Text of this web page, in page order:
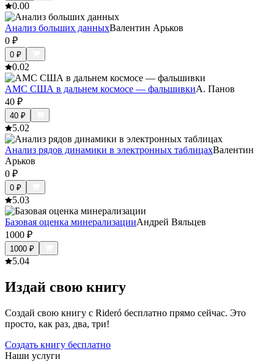
0.00
Анализ больших данныхВалентин Арьков
0 ₽
0 ₽
0.02
АМС США в дальнем космосе — фальшивкиА. Панов
40 ₽
40 ₽
5.02
Анализ рядов динамики в электронных таблицахВалентин
Арьков
0 ₽
0 ₽
5.03
Базовая оценка минерализацииАндрей Вяльцев
1000 ₽
1000 ₽
5.04
Издай свою книгу
Создай свою книгу с Rideró бесплатно прямо сейчас. Это
просто, как раз, два, три!
Создать книгу бесплатно
Наши услуги